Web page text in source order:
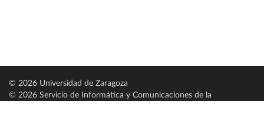
© 2026 Universidad de Zaragoza
© 2026 Servicio de Informática y Comunicaciones de la